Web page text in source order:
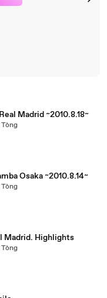
Madrid ~2010.8.18~
Sendai 1:3 Gamba Osaka ~2010.8.14~
Madrid. Highlights